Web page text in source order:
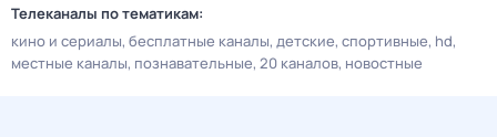
Телеканалы по тематикам:
кино и сериалы бесплатные каналы детские спортивные hd
местные каналы познавательные 20 каналов новостные